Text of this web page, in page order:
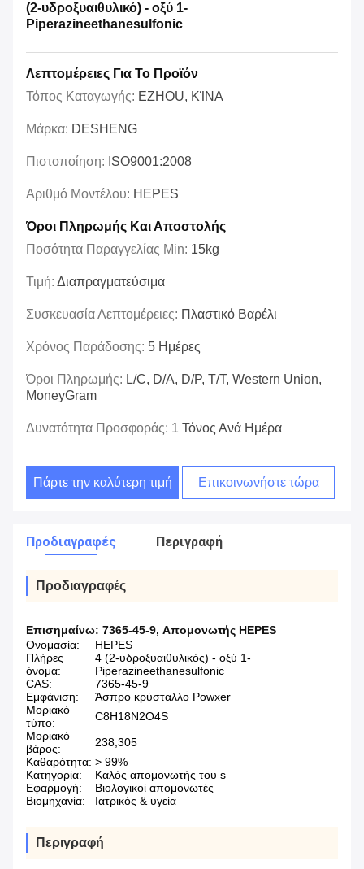
(2-υδροξυαιθυλικό) - οξύ 1-
Piperazineethanesulfonic
Λεπτομέρειες Για Το Προϊόν
Τόπος Καταγωγής: EZHOU, ΚΊΝΑ
Μάρκα: DESHENG
Πιστοποίηση: ISO9001:2008
Αριθμό Μοντέλου: HEPES
Όροι Πληρωμής Και Αποστολής
Ποσότητα Παραγγελίας Min: 15kg
Τιμή: Διαπραγματεύσιμα
Συσκευασία Λεπτομέρειες: Πλαστικό Βαρέλι
Χρόνος Παράδοσης: 5 Ημέρες
Όροι Πληρωμής: L/C, D/A, D/P, T/T, Western Union,
MoneyGram
Δυνατότητα Προσφοράς: 1 Τόνος Ανά Ημέρα
Πάρτε την καλύτερη τιμή Επικοινωνήστε τώρα
Προδιαγραφές Περιγραφή
Προδιαγραφές
Επισημαίνω: 7365-45-9, Απομονωτής HEPES
Ονομασία:
HEPES
Πλήρες
όνομα:
4 (2-υδροξυαιθυλικός) - οξύ 1-
Piperazineethanesulfonic
CAS:
7365-45-9
Εμφάνιση:
Άσπρο κρύσταλλο Powxer
Μοριακό
τύπο:
C8H18N2O4S
Μοριακό
βάρος:
238,305
Καθαρότητα: > 99%
Κατηγορία:
Καλός απομονωτής του s
Εφαρμογή:
Βιολογικοί απομονωτές
Βιομηχανία:
Ιατρικός & υγεία
Περιγραφή